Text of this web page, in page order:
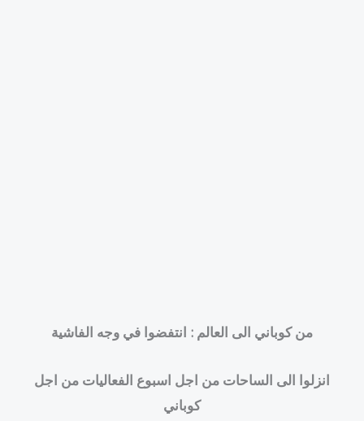
من كوباني الى العالم : انتفضوا في وجه الفاشية
انزلوا الى الساحات من اجل اسبوع الفعاليات من اجل
كوباني